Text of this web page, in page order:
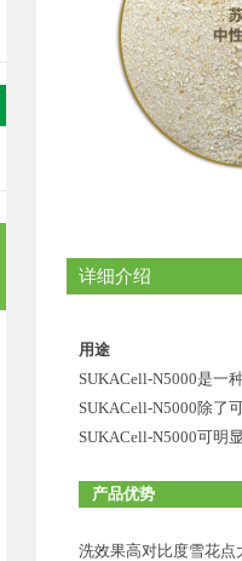
详细介绍
用途
SUKACell-N5000是一
SUKACell-N5000除了
SUKACell-N5000可明
产品优势
洗效果高对比度雪花